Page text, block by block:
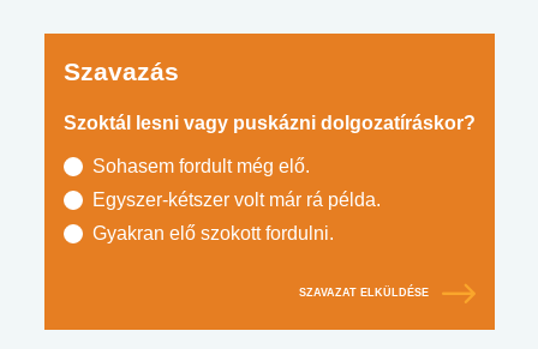
Szavazás
Szoktál lesni vagy puskázni dolgozatíráskor?
Sohasem fordult még elő.
Egyszer-kétszer volt már rá példa.
Gyakran elő szokott fordulni.
SZAVAZAT ELKÜLDÉSE